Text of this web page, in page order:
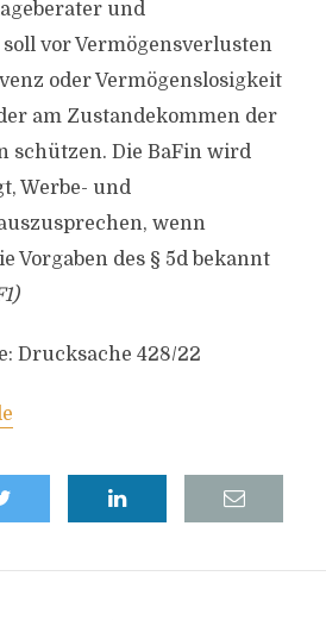
und
vor Vermögensverlusten
oder Vermögenslosigkeit
am Zustandekommen der
schützen. Die BaFin wird
Werbe- und
wenn
Vorgaben des § 5d bekannt
Drucksache 428/22